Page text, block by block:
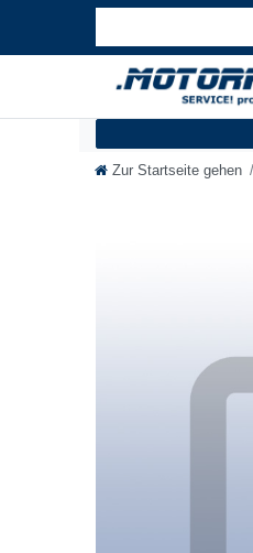
Zur Startseite gehen